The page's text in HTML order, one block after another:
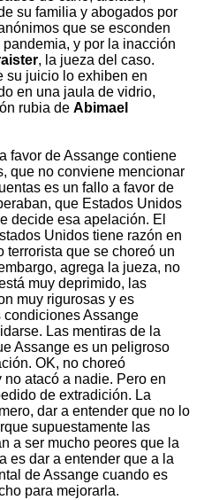
su familia y abogados por
que se esconden
y por la inacción
, la jueza del caso.
su juicio lo exhiben en
en una jaula de vidrio,
rubia de Abimael
favor de Assange contiene
que no conviene mencionar
es un fallo a favor de
que Estados Unidos
decide esa apelación. El
Unidos tiene razón en
terrorista que se choreó un
agrega la jueza, no
muy deprimido, las
muy rigurosas y es
Assange
Las mentiras de la
Assange es un peligroso
OK, no choreó
atacó a nadie. Pero en
de extradición. La
dar a entender que no lo
supuestamente las
a ser mucho peores que la
es dar a entender que a la
de Assange cuando es
para mejorarla.